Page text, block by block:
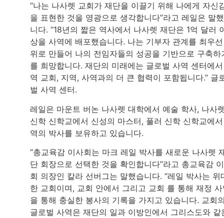
“나는 나사렛 교회가 재단을 이끌기 위해 나에게 자신
을 표현한 것을 영광으로 생각합니다”라고 레일은 말
니다. “18년의 짧은 역사에서 나사렛 재단은 1억 달러
상을 사역에 배포했습니다. 나는 기부자 관계를 최우
위로 만들어 나의 전임자들의 성공을 기반으로 구축하
를 희망합니다. 재단의 미래에는 글로벌 사역 센터에
역 교회, 지역, 사역과의 더 큰 협력이 포함됩니다.” 글
벌 사역 센터.
레일은 마운트 버논 나사렛 대학에서 예술 학사, 나사
신학 신학교에서 신성의 마스터, 풀러 신학 신학교에
역의 박사를 보유하고 있습니다.
“총교육감 이사회는 마크 레일 박사를 새로운 나사렛
단 회장으로 선택한 것을 확인합니다”라고 총교육감
회 의장인 칼라 선버그는 말했습니다. “레일 박사는 위
한 교회이며, 교회 안에서 그리고 교회 를 통해 재정
을 통해 충실한 봉사의 기록을 가지고 있습니다. 교회
글로벌 사역은 재단의 일과 이방인에서 그리스도와 같